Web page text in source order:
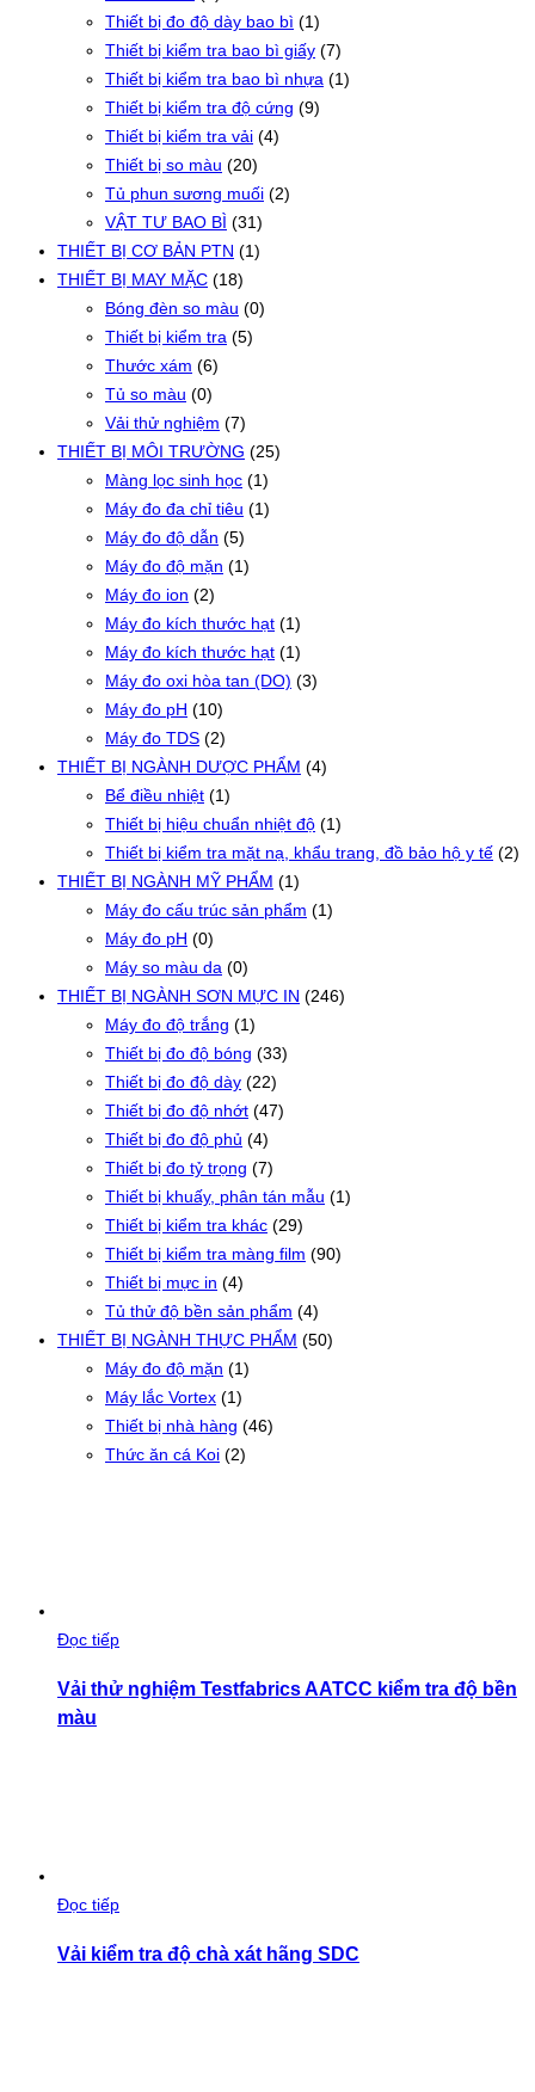
Thiết bị đo độ dày bao bì (1)
Thiết bị kiểm tra bao bì giấy (7)
Thiết bị kiểm tra bao bì nhựa (1)
Thiết bị kiểm tra độ cứng (9)
Thiết bị kiểm tra vải (4)
Thiết bị so màu (20)
Tủ phun sương muối (2)
VẬT TƯ BAO BÌ (31)
THIẾT BỊ CƠ BẢN PTN (1)
THIẾT BỊ MAY MẶC (18)
Bóng đèn so màu (0)
Thiết bị kiểm tra (5)
Thước xám (6)
Tủ so màu (0)
Vải thử nghiệm (7)
THIẾT BỊ MÔI TRƯỜNG (25)
Màng lọc sinh học (1)
Máy đo đa chỉ tiêu (1)
Máy đo độ dẫn (5)
Máy đo độ mặn (1)
Máy đo ion (2)
Máy đo kích thước hạt (1)
Máy đo kích thước hạt (1)
Máy đo oxi hòa tan (DO) (3)
Máy đo pH (10)
Máy đo TDS (2)
THIẾT BỊ NGÀNH DƯỢC PHẨM (4)
Bể điều nhiệt (1)
Thiết bị hiệu chuẩn nhiệt độ (1)
Thiết bị kiểm tra mặt nạ, khẩu trang, đồ bảo hộ y tế (2)
THIẾT BỊ NGÀNH MỸ PHẨM (1)
Máy đo cấu trúc sản phẩm (1)
Máy đo pH (0)
Máy so màu da (0)
THIẾT BỊ NGÀNH SƠN MỰC IN (246)
Máy đo độ trắng (1)
Thiết bị đo độ bóng (33)
Thiết bị đo độ dày (22)
Thiết bị đo độ nhớt (47)
Thiết bị đo độ phủ (4)
Thiết bị đo tỷ trọng (7)
Thiết bị khuấy, phân tán mẫu (1)
Thiết bị kiểm tra khác (29)
Thiết bị kiểm tra màng film (90)
Thiết bị mực in (4)
Tủ thử độ bền sản phẩm (4)
THIẾT BỊ NGÀNH THỰC PHẨM (50)
Máy đo độ mặn (1)
Máy lắc Vortex (1)
Thiết bị nhà hàng (46)
Thức ăn cá Koi (2)
Đọc tiếp
Vải thử nghiệm Testfabrics AATCC kiểm tra độ bền
màu
Đọc tiếp
Vải kiểm tra độ chà xát hãng SDC